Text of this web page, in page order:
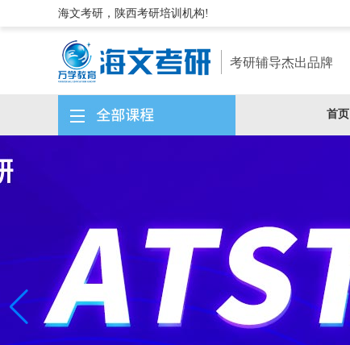
海文考研，陕西考研培训机构!
考研辅导杰出品牌
备考资料
复试调剂
复试公告
调剂信息 调剂指南
海文动态
联系我们
首页